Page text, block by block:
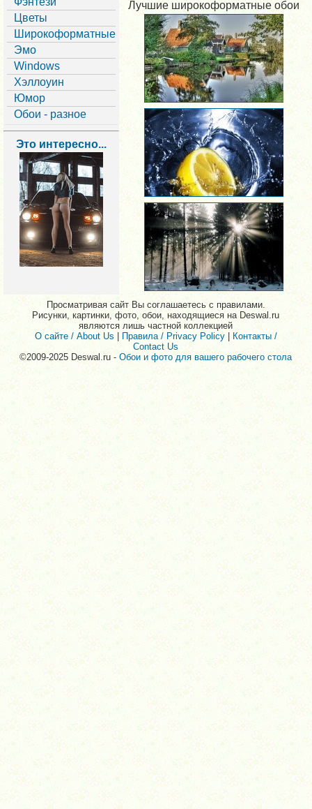
Цветы
Широкоформатные
Эмо
Windows
Хэллоуин
Юмор
Обои - разное
Это интересно...
Лучшие широкоформатные обои
Просматривая сайт Вы соглашаетесь с правилами.
Рисунки, картинки, фото, обои, находящиеся на Deswal.ru
являются лишь частной коллекцией
О сайте / About Us | Правила / Privacy Policy | Контакты /
Contact Us
©2009-2025 Deswal.ru -Обои и фото для вашего рабочего стола